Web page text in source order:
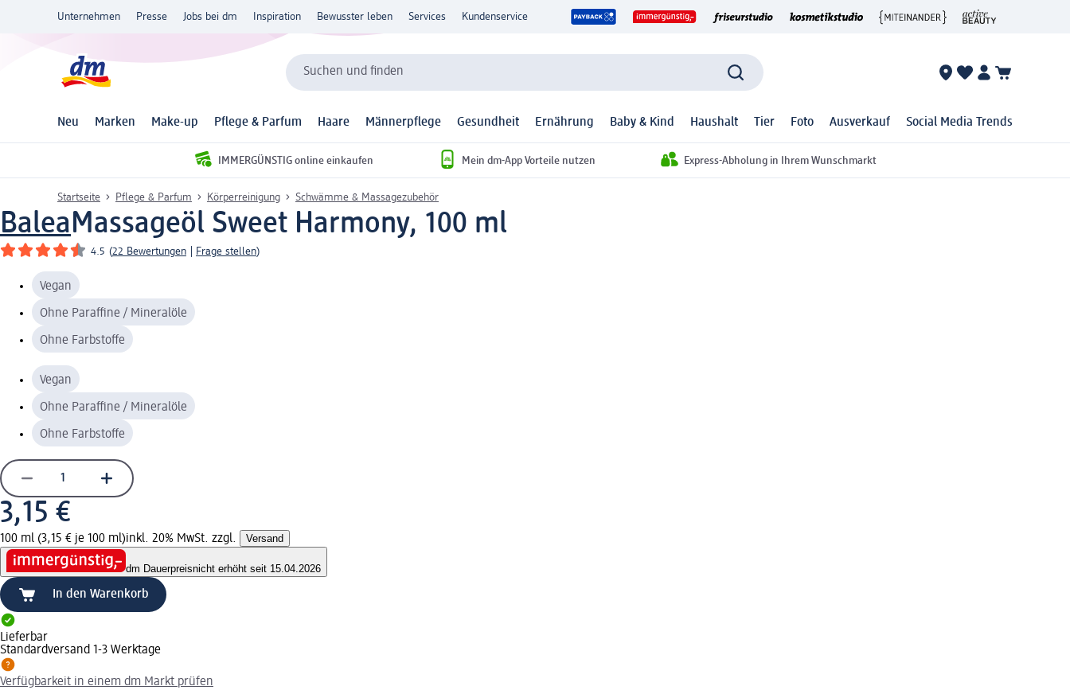
Unternehmen Presse Jobs bei dm Inspiration Bewusster leben Services Kundenservice
Suchen und finden
Neu Marken Make-up Pflege & Parfum Haare Männerpflege Gesundheit Ernährung Baby & Kind Haushalt Tier Foto Ausverkauf Social Media Trends
IMMERGÜNSTIG online einkaufen Mein dm-App Vorteile nutzen Express-Abholung in Ihrem Wunschmarkt
Startseite Pflege & Parfum Körperreinigung Schwämme & Massagezubehör
BaleaMassageöl Sweet Harmony, 100 ml
4.5 (22 Bewertungen Frage stellen)
Vegan
Ohne Paraffine / Mineralöle
Ohne Farbstoffe
Vegan
Ohne Paraffine / Mineralöle
Ohne Farbstoffe
3,15 €
100 ml (3,15 € je 100 ml)inkl. 20% MwSt. zzgl. Versand
dm Dauerpreisnicht erhöht seit 15.04.2026
In den Warenkorb
Lieferbar
Standardversand 1-3 Werktage
Verfügbarkeit in einem dm Markt prüfen